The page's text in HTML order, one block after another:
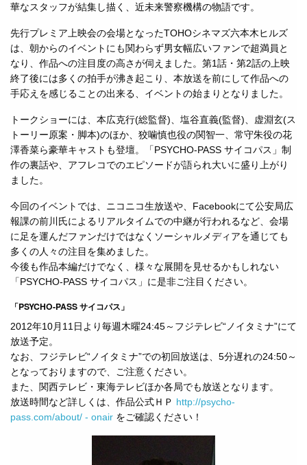
華なスタッフが結集し描く、近未来警察機構の物語です。
先行プレミア上映会の会場となったTOHOシネマズ六本木ヒルズ
は、朝からのイベントにも関わらず男女幅広いファンで超満員と
なり、作品への注目度の高さが伺えました。第1話・第2話の上映
終了後には多くの拍手が沸き起こり、本放送を前にして作品への
手応えを感じることの出来る、イベントの始まりとなりました。
トークショーには、本広克行(総監督)、塩谷直義(監督)、虚淵玄(ス
トーリー原案・脚本)のほか、狡噛慎也役の関智一、常守朱役の花
澤香菜ら豪華キャストも登壇。「PSYCHO-PASS サイコパス」制
作の裏話や、アフレコでのエピソードが語られ大いに盛り上がり
ました。
今回のイベントでは、ニコニコ生放送や、Facebookにて公安局広
報課の前川氏によるリアルタイムでの中継が行われるなど、会場
に足を運んだファンだけではなくソーシャルメディアを通じても
多くの人々の注目を集めました。
今後も作品本編だけでなく、様々な展開を見せるかもしれない
「PSYCHO-PASS サイコパス」に是非ご注目ください。
「PSYCHO-PASS サイコパス」
2012年10月11日より毎週木曜24:45～フジテレビ“ノイタミナ”にて
放送予定。
なお、フジテレビ“ノイタミナ”での初回放送は、5分遅れの24:50～
となっておりますので、ご注意ください。
また、関西テレビ・東海テレビほか各局でも放送となります。
放送時間など詳しくは、作品公式ＨＰ http://psycho-
pass.com/about/ - onair をご確認ください！